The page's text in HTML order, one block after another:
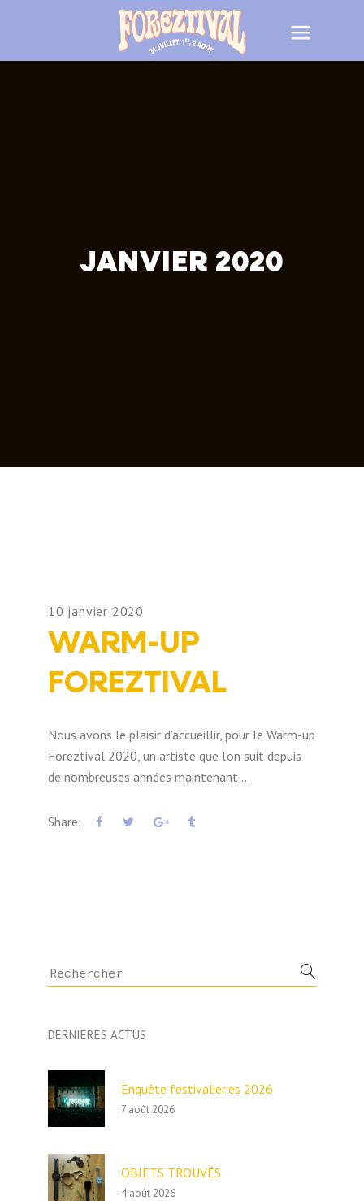
JANVIER 2020
10 janvier 2020
WARM-UP
FOREZTIVAL
Nous avons le plaisir d’accueillir, pour le Warm-up
Foreztival 2020, un artiste que l’on suit depuis
de nombreuses années maintenant
Share:
Search
for:
DERNIERES ACTUS
Enquête festivalier·es 2026
7 août 2026
OBJETS TROUVÉS
4 août 2026